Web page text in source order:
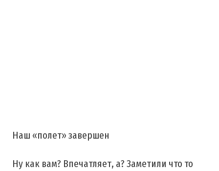
Наш «полет» завершен
Ну как вам? Впечатляет, а? Заметили что то